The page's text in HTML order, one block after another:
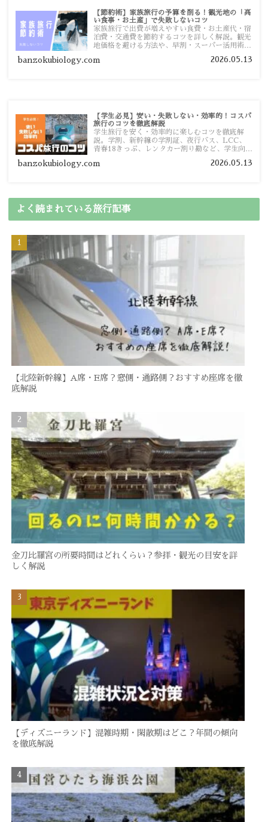
【節約術】家族旅行の予算を削る！観光地の「高
い食事・お土産」で失敗しないコツ
家族旅行で出費が増えやすい食費・お土産代・宿
泊費・交通費を節約するコツを詳しく解説。観光
地価格を避ける方法や、早割・スーパー活用術、
banzokubiology.com 2026.05.13
【学生必見】安い・失敗しない・効率的！コスパ
旅行のコツを徹底解説
学生旅行を安く・効率的に楽しむコツを徹底解
説。学割、新幹線の学割証、夜行バス、LCC、
青春18きっぷ、レンタカー割り勘など、学生向け
banzokubiology.com 2026.05.13
よく読まれている旅行記事
【北陸新幹線】A席・E席？窓側・通路側？おすすめ座席を徹
底解説
金刀比羅宮の所要時間はどれくらい？参拝・観光の目安を詳
しく解説
【ディズニーランド】混雑時期・閑散期はどこ？年間の傾向
を徹底解説